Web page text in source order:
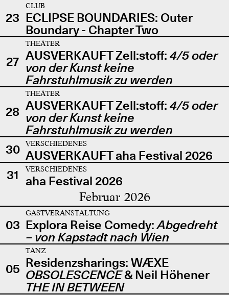
23
CLUB
ECLIPSE BOUNDARIES: Outer
Boundary - Chapter Two
27
THEATER
AUSVERKAUFT Zell:stoff: 4/5 oder
von der Kunst keine
Fahrstuhlmusik zu werden
28
THEATER
AUSVERKAUFT Zell:stoff: 4/5 oder
von der Kunst keine
Fahrstuhlmusik zu werden
30
VERSCHIEDENES
AUSVERKAUFT aha Festival 2026
31
VERSCHIEDENES
aha Festival 2026
Februar 2026
03
GASTVERANSTALTUNG
Explora Reise Comedy:Abgedreht
– von Kapstadt nach Wien
05
TANZ
Residenzsharings: WÆXE
OBSOLESCENCE& Neil Höhener
THE IN BETWEEN